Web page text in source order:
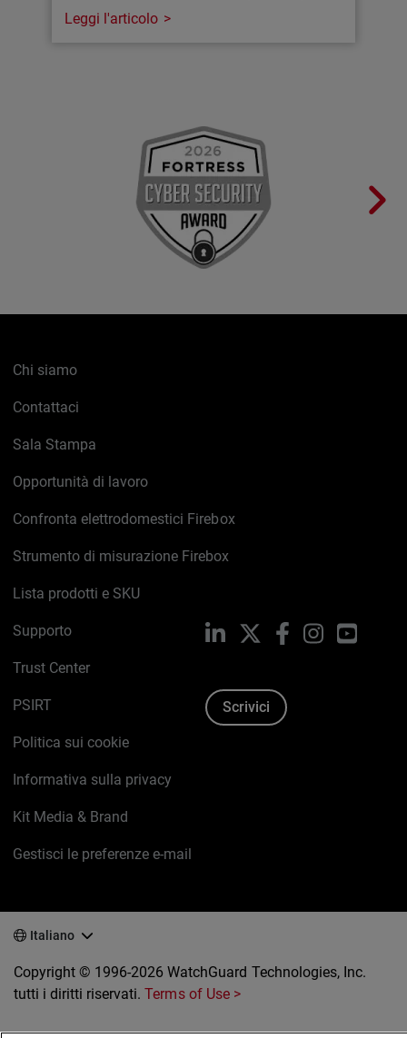
Leggi l'articolo
Chi siamo
Contattaci
Sala Stampa
Opportunità di lavoro
Confronta elettrodomestici Firebox
Strumento di misurazione Firebox
Lista prodotti e SKU
Supporto
Trust Center
PSIRT
Politica sui cookie
Informativa sulla privacy
Kit Media & Brand
Gestisci le preferenze e-mail
LinkedIn FacebookInstagram
Scrivici
Italiano
Copyright © 1996-2026 WatchGuard Technologies, Inc.
tutti i diritti riservati.Terms of Use >